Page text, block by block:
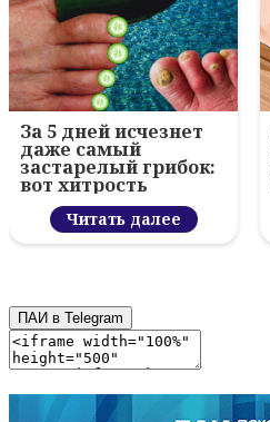
За 5 дней исчезнет
даже самый
застарелый грибок:
вот хитрость
Читать далее
ПАИ в Telegram